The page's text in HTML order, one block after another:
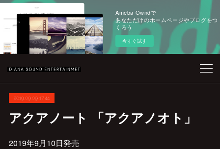
Ameba Owndで
あなただけのホームページやブログをつ
くろう
今すぐ試す
2019.09.09 17:44
アクアノート 「アクアノオト」
2019年9月10日発売